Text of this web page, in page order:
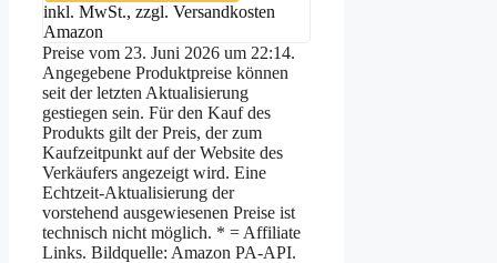
inkl. MwSt., zzgl. Versandkosten
Amazon
Preise vom 23. Juni 2026 um 22:14.
Angegebene Produktpreise können
seit der letzten Aktualisierung
gestiegen sein. Für den Kauf des
Produkts gilt der Preis, der zum
Kaufzeitpunkt auf der Website des
Verkäufers angezeigt wird. Eine
Echtzeit-Aktualisierung der
vorstehend ausgewiesenen Preise ist
technisch nicht möglich. * = Affiliate
Links. Bildquelle: Amazon PA-API.